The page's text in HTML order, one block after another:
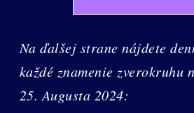
Na ďalšej strane nájdete
každé znamenie zverokruhu
25. Augusta 2024: